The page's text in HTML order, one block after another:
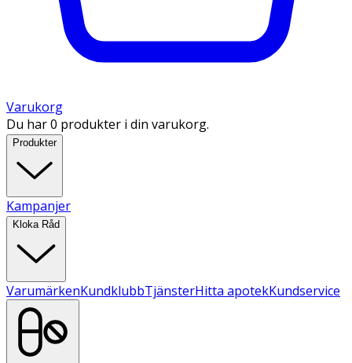
Varukorg
Du har 0 produkter i din varukorg.
Produkter
Kampanjer
Kloka Råd
VarumärkenKundklubbTjänsterHitta apotekKundservice